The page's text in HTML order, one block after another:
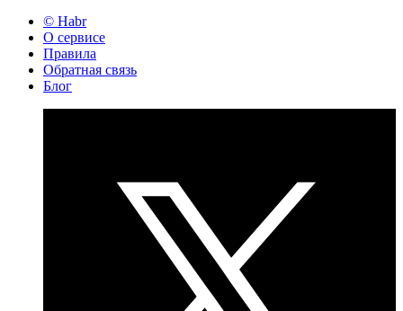
© Habr
О сервисе
Правила
Обратная связь
Блог